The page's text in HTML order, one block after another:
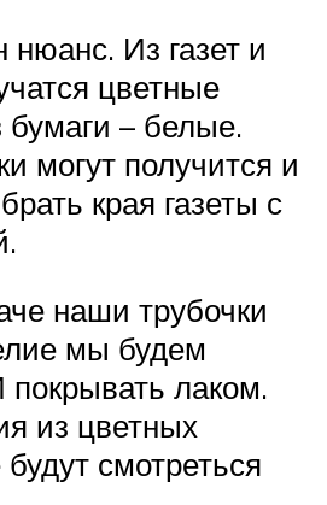
Из газет и
цветные
бумаги – белые.
могут получится и
края газеты с
наши трубочки
мы будем
лаком.
из цветных
смотреться